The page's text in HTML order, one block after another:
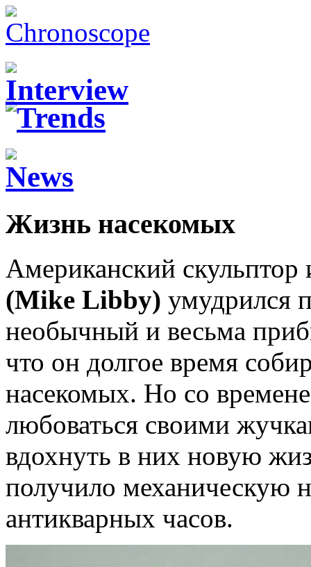
Жизнь насекомых
Американский
(Mike Libby) умудрился
необычный и весьма
что он долгое время
насекомых. Но со
любоваться своими
вдохнуть в них новую
получило механическую
антикварных часов.